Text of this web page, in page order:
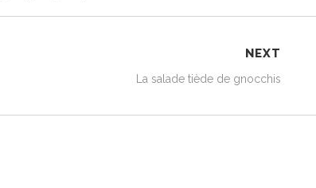
NEXT
La salade tiède de gnocchis